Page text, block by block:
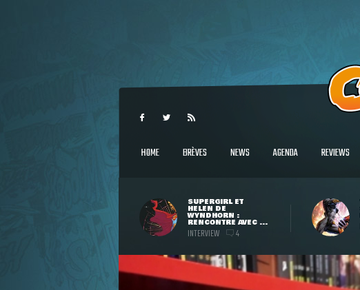
HOME BRÈVES NEWS AGENDA REVIEWS
SUPERGIRL ET
HELEN DE
WYNDHORN :
RENCONTRE AVEC ...
INTERVIEW 4